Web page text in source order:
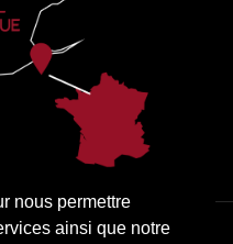
nous permettre
ainsi que notre
ACCESSIBILITÉ